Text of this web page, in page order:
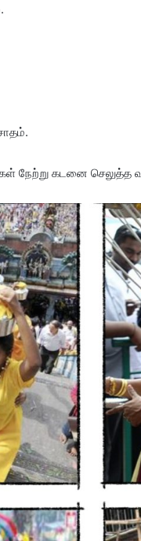
நேற்று கடனை செலுத்த